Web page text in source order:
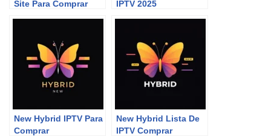
Site Para Comprar
IPTV 2025
New Hybrid IPTV Para
Comprar
New Hybrid Lista De
IPTV Comprar